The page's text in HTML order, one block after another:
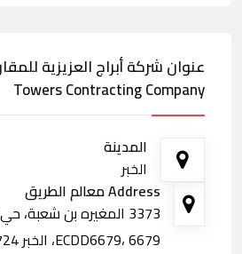
Towers Contracting Company
المدينة
الخبر
Address معالم الطريق
3373 المغيره بن شعبة،
ECDD6679، 6679، الخبر 34724